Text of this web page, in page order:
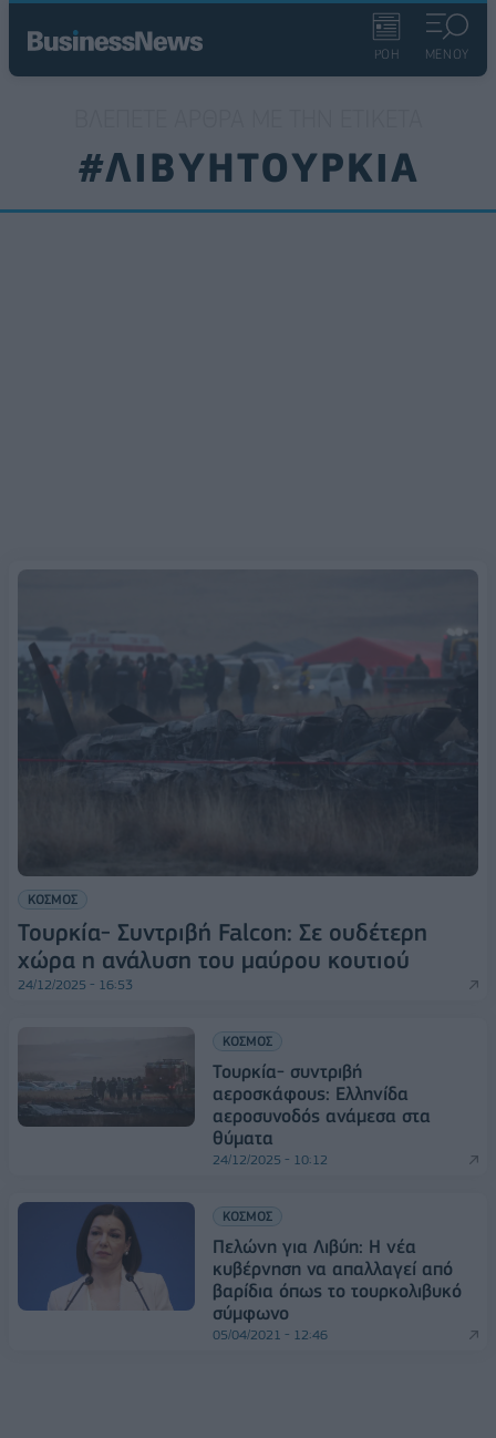
ΡΟΗ ΜΕΝΟΥ
#ΛΙΒΥΗΤΟΥΡΚΙΑ
ΚΟΣΜΟΣ
Τουρκία- Συντριβή Falcon: Σε ουδέτερη
χώρα η ανάλυση του μαύρου κουτιού
24/12/2025 - 16:53
ΚΟΣΜΟΣ
Τουρκία- συντριβή
αεροσκάφους: Ελληνίδα
αεροσυνοδός ανάμεσα στα
θύματα
24/12/2025 - 10:12
ΚΟΣΜΟΣ
Πελώνη για Λιβύη: Η νέα
κυβέρνηση να απαλλαγεί από
βαρίδια όπως το τουρκολιβυκό
σύμφωνο
05/04/2021 - 12:46